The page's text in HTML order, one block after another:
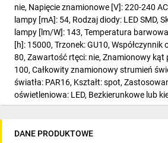
nie, Napięcie znamionowe [V]: 220-240
lampy [mA]: 54, Rodzaj diody: LED SMD,
lampy [lm/W]: 143, Temperatura
[h]: 15000, Trzonek: GU10,
80, Zawartość rtęci: nie, Znamionowy kąt
100, Całkowity znamionowy strumień
światła: PAR16, Kształt: spot,
oświetleniowa: LED, Bezkierunkowe lub
światła: NDLS, Źródło światła zasilane
światła z możliwością zmiany barwy
DANE PRODUKTOWE